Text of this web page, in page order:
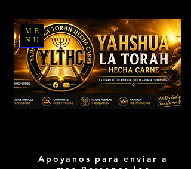
Apoyanos para enviar a
ME
NU